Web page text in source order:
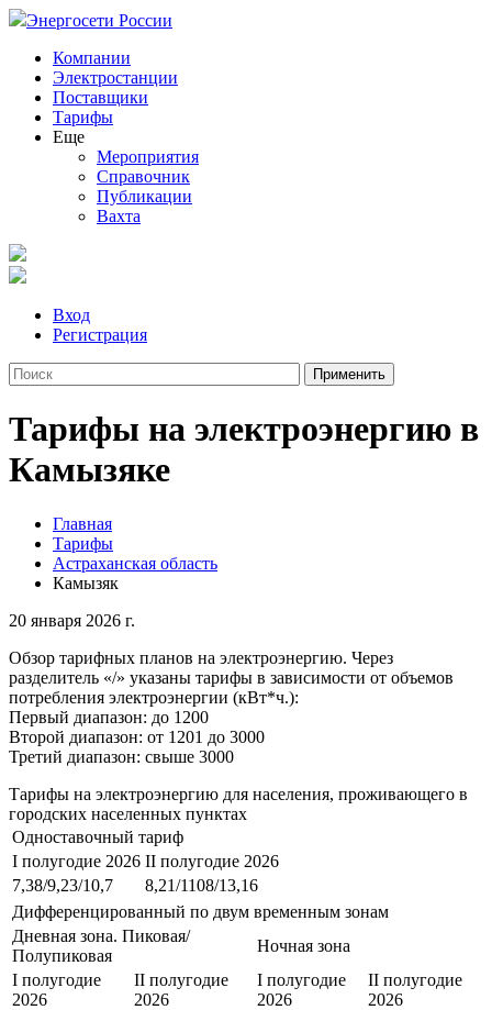
Энергосети России
Компании
Электростанции
Поставщики
Тарифы
Еще
Мероприятия
Справочник
Публикации
Вахта
Вход
Регистрация
Тарифы на электроэнергию в
Камызяке
Главная
Тарифы
Астраханская область
Камызяк
20 января 2026 г.
Обзор тарифных планов на электроэнергию. Через
разделитель «/» указаны тарифы в зависимости от объемов
потребления электроэнергии (кВт*ч.):
Первый диапазон: до 1200
Второй диапазон: от 1201 до 3000
Третий диапазон: свыше 3000
Тарифы на электроэнергию для населения, проживающего в
городских населенных пунктах
Одноставочный тариф
I полугодие 2026 II полугодие 2026
7,38/9,23/10,7
8,21/1108/13,16
Дифференцированный по двум временным зонам
Дневная зона. Пиковая/
Полупиковая
Ночная зона
I полугодие
2026
II полугодие
2026
I полугодие
2026
II полугодие
2026